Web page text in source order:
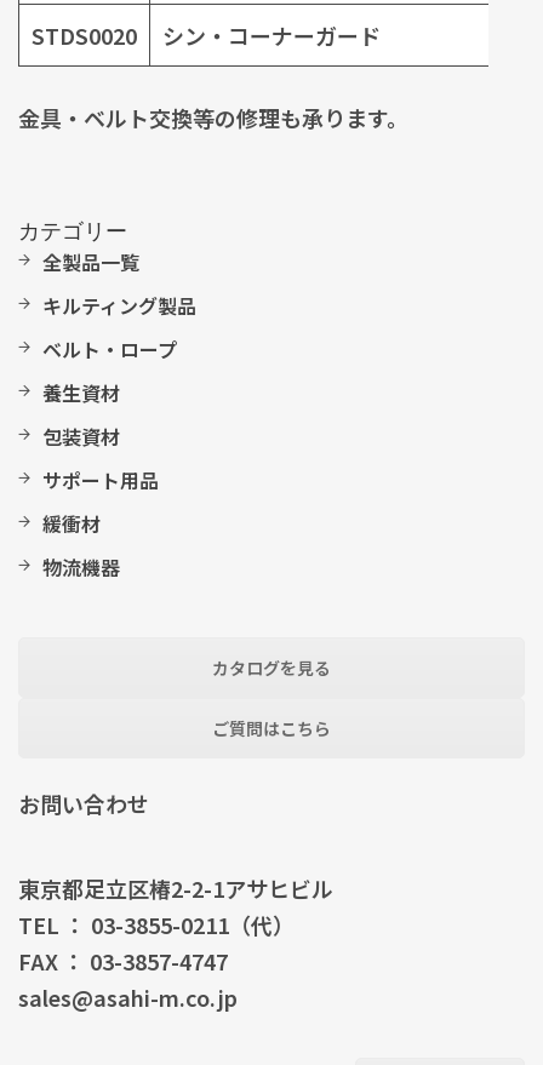
STDS0020
シン・コーナーガード
金具・ベルト交換等の修理も承ります。
カテゴリー
全製品一覧
キルティング製品
ベルト・ロープ
養生資材
包装資材
サポート用品
緩衝材
物流機器
カタログを見る
ご質問はこちら
お問い合わせ
東京都足立区椿2-2-1アサヒビル
TEL ： 03-3855-0211（代）
FAX ： 03-3857-4747
sales@asahi-m.co.jp